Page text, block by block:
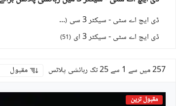
ڈی ایچ اے سٹی - سیکٹر 3 سی (
72
ڈی ایچ اے سٹی - سیکٹر 3 ای (
51
)
257 میں سے 1 سے 25 تک رہائشی پلاٹس مقبول
مقبول ترین